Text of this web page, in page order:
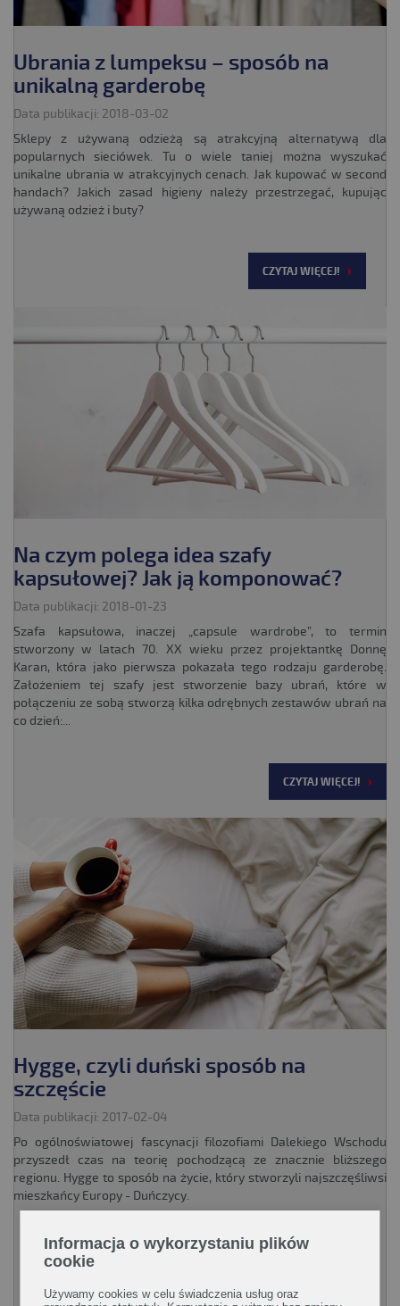
Ubrania z lumpeksu – sposób na
unikalną garderobę
Data publikacji: 2018-03-02
Sklepy z używaną odzieżą są atrakcyjną alternatywą dla
popularnych sieciówek. Tu o wiele taniej można wyszukać
unikalne ubrania w atrakcyjnych cenach. Jak kupować w second
handach? Jakich zasad higieny należy przestrzegać, kupując
używaną odzież i buty?
CZYTAJ WIĘCEJ!
Na czym polega idea szafy
kapsułowej? Jak ją komponować?
Data publikacji: 2018-01-23
Szafa kapsułowa, inaczej „capsule wardrobe”, to termin
stworzony w latach 70. XX wieku przez projektantkę Donnę
Karan, która jako pierwsza pokazała tego rodzaju garderobę.
Założeniem tej szafy jest stworzenie bazy ubrań, które w
połączeniu ze sobą stworzą kilka odrębnych zestawów ubrań na
co dzień:...
CZYTAJ WIĘCEJ!
Hygge, czyli duński sposób na
szczęście
Data publikacji: 2017-02-04
Po ogólnoświatowej fascynacji filozofiami Dalekiego Wschodu
przyszedł czas na teorię pochodzącą ze znacznie bliższego
regionu. Hygge to sposób na życie, który stworzyli najszczęśliwsi
mieszkańcy Europy - Duńczycy.
Informacja o wykorzystaniu plików
cookie
Używamy cookies w celu świadczenia usług oraz